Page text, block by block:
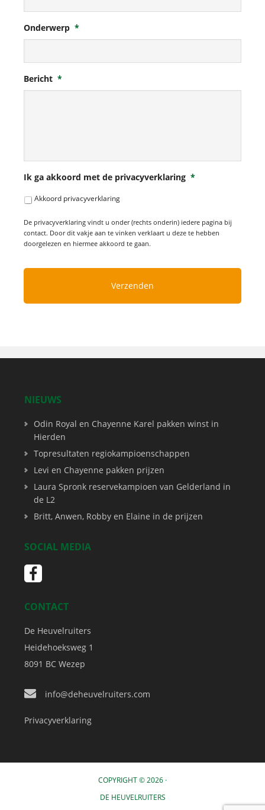
Onderwerp *
Bericht *
Ik ga akkoord met de privacyverklaring *
Akkoord privacyverklaring
De privacyverklaring vindt u onder (rechts onderin) iedere pagina bij
contact. Door dit vakje aan te vinken verklaart u deze te hebben
doorgelezen en hiermee akkoord te gaan.
NIEUWS
Odin Royal en Chayenne Karel pakken winst in
Hierden
Topresultaten regiokampioenschappen
Levi en Chayenne pakken prijzen
Laura Spronk reservekampioen van Gelderland in
de L2
Britt, Anwen, Robby en Elaine in de prijzen
SOCIAL MEDIA
CONTACT
De Heuvelruiters
Heidehoeksweg 1
8091 BC Wezep
info@deheuvelruiters.com
Privacyverklaring
COPYRIGHT © 2026 ·
DE HEUVELRUITERS